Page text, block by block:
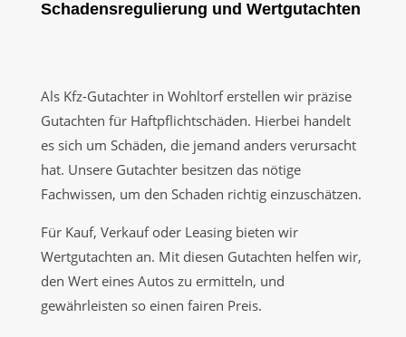
Schadensregulierung und Wertgutachten
Als Kfz-Gutachter in Wohltorf erstellen wir präzise
Gutachten für Haftpflichtschäden. Hierbei handelt
es sich um Schäden, die jemand anders verursacht
hat. Unsere Gutachter besitzen das nötige
Fachwissen, um den Schaden richtig einzuschätzen.
Für Kauf, Verkauf oder Leasing bieten wir
Wertgutachten an. Mit diesen Gutachten helfen wir,
den Wert eines Autos zu ermitteln, und
gewährleisten so einen fairen Preis.